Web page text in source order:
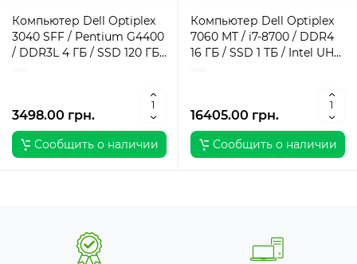
Компьютер Dell Optiplex
3040 SFF / Pentium G4400
/ DDR3L 4 ГБ / SSD 120 ГБ /
3498.00 грн.
Сообщить о наличии
Компьютер Dell Optiplex
7060 MT / i7-8700 / DDR4
16 ГБ / SSD 1 ТБ / Intel UHD
16405.00 грн.
Сообщить о наличии